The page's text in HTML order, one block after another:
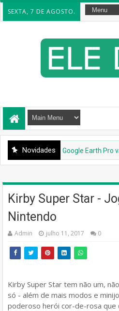
SEXTA, 7 DE AGOSTO.
Novidades
INTERNET Google Earth Pro vai
Kirby Super Star -
Nintendo
Admin julho 11, 2017 0
Kirby Super Star tem não um,
só - além de mais modos e
poderoso herói cor-de-rosa que